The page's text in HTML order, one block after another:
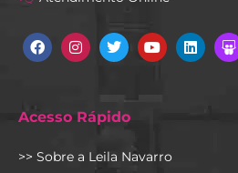
FacebookInstagramTwitterYoutube
Acesso Rápido
>> Sobre a Leila Navarro